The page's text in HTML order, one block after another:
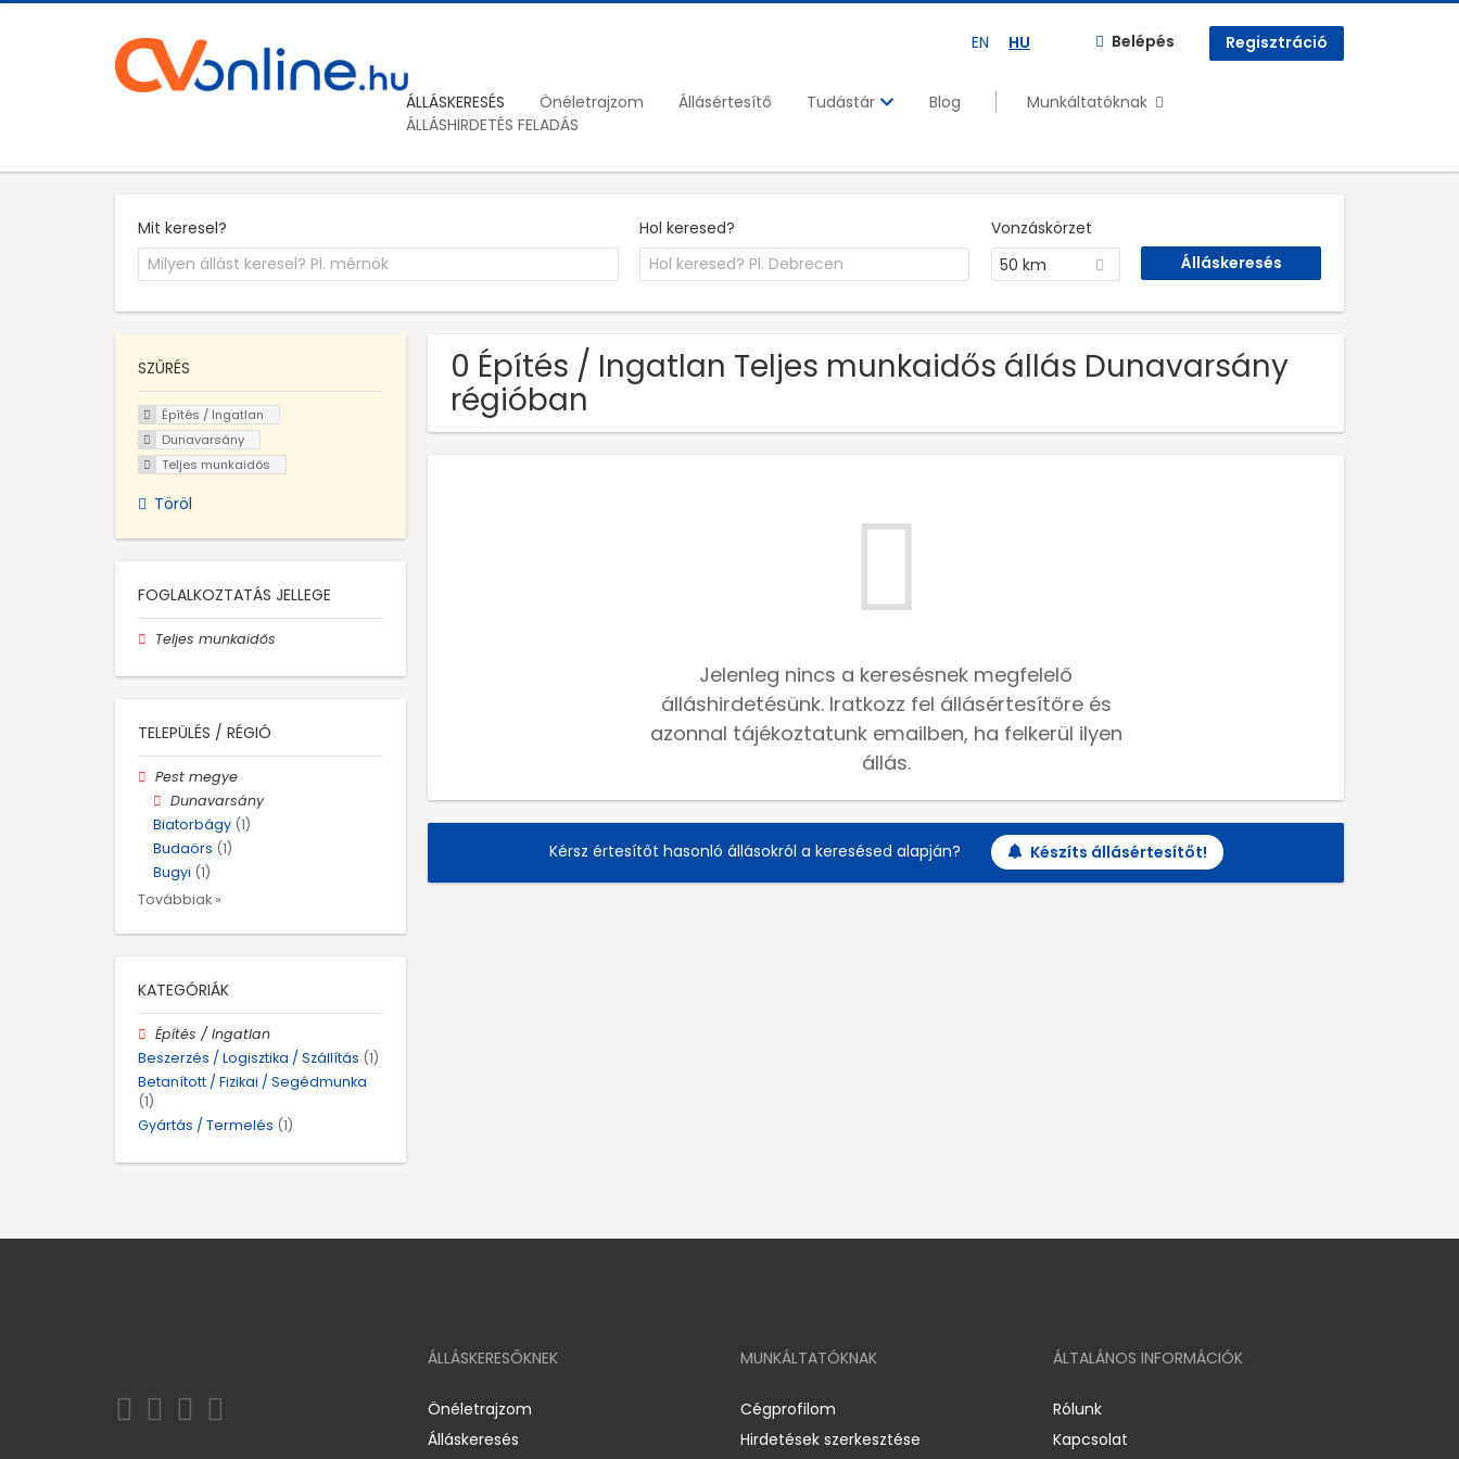
EN HU Belépés Regisztráció
ÁLLÁSKERESÉS Önéletrajzom Állásértesítő Tudástár Blog
Munkáltatóknak
ÁLLÁSHIRDETÉS FELADÁS
Mit keresel? Hol keresed?
Vonzáskörzet
50 km
0 Építés / Ingatlan Teljes munkaidős állás Dunavarsány
régióban
Jelenleg nincs a keresésnek megfelelő
álláshirdetésünk. Iratkozz fel állásértesítőre és
azonnal tájékoztatunk emailben, ha felkerül ilyen
állás.
Kérsz értesítőt hasonló állásokról a keresésed alapján? Készíts állásértesítőt!
SZŰRÉS
Építés / Ingatlan
Dunavarsány
Teljes munkaidős
Töröl
FOGLALKOZTATÁS JELLEGE
Teljes munkaidős
TELEPÜLÉS / RÉGIÓ
Pest megye
Dunavarsány
Biatorbágy (1)
Budaörs (1)
Bugyi (1)
Továbbiak »
KATEGÓRIÁK
Építés / Ingatlan
Beszerzés / Logisztika / Szállítás (1)
Betanított / Fizikai / Segédmunka
(1)
Gyártás / Termelés (1)
ÁLLÁSKERESŐKNEK
Önéletrajzom
Álláskeresés
MUNKÁLTATÓKNAK
Cégprofilom
Hirdetések szerkesztése
ÁLTALÁNOS INFORMÁCIÓK
Rólunk
Kapcsolat